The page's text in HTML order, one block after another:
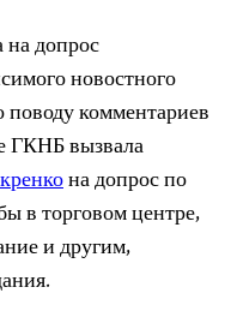
допрос
новостного
поводу комментариев
ГКНБ вызвала
на допрос по
в торговом центре,
и другим,